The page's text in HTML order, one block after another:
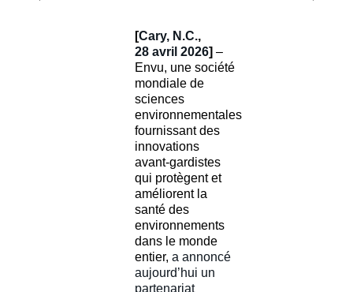
[Cary, N.C.,
28 avril 2026] –
Envu, une société
mondiale de
sciences
environnementales
fournissant des
innovations
avant-gardistes
qui protègent et
améliorent la
santé des
environnements
dans le monde
entier, a annoncé
aujourd’hui un
partenariat